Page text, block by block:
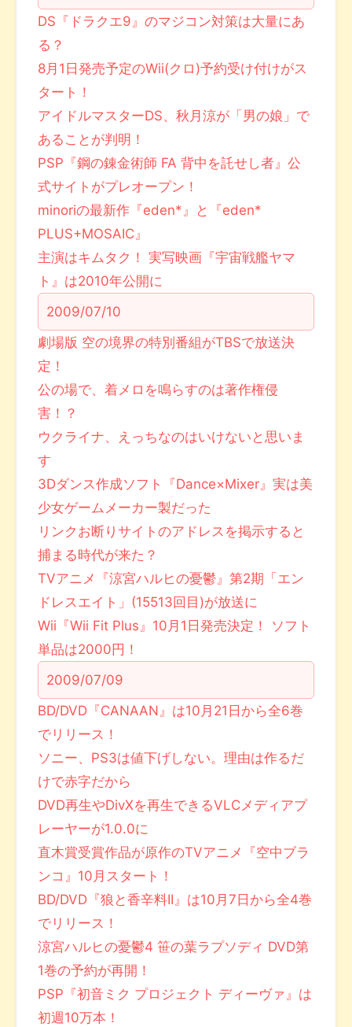
DS『ドラクエ9』のマジコン対策は大量にあ
る？
8月1日発売予定のWii(クロ)予約受け付けがス
タート！
アイドルマスターDS、秋月涼が「男の娘」で
あることが判明！
PSP『鋼の錬金術師 FA 背中を託せし者』公
式サイトがプレオープン！
minoriの最新作『eden*』と『eden*
PLUS+MOSAIC』
主演はキムタク！ 実写映画『宇宙戦艦ヤマ
ト』は2010年公開に
2009/07/10
劇場版 空の境界の特別番組がTBSで放送決
定！
公の場で、着メロを鳴らすのは著作権侵
害！？
ウクライナ、えっちなのはいけないと思いま
す
3Dダンス作成ソフト『Dance×Mixer』実は美
少女ゲームメーカー製だった
リンクお断りサイトのアドレスを掲示すると
捕まる時代が来た？
TVアニメ『涼宮ハルヒの憂鬱』第2期「エン
ドレスエイト」(15513回目)が放送に
Wii『Wii Fit Plus』10月1日発売決定！ ソフト
単品は2000円！
2009/07/09
BD/DVD『CANAAN』は10月21日から全6巻
でリリース！
ソニー、PS3は値下げしない。理由は作るだ
けで赤字だから
DVD再生やDivXを再生できるVLCメディアプ
レーヤーが1.0.0に
直木賞受賞作品が原作のTVアニメ『空中ブラ
ンコ』10月スタート！
BD/DVD『狼と香辛料II』は10月7日から全4巻
でリリース！
涼宮ハルヒの憂鬱4 笹の葉ラプソディ DVD第
1巻の予約が再開！
PSP『初音ミク プロジェクト ディーヴァ』は
初週10万本！